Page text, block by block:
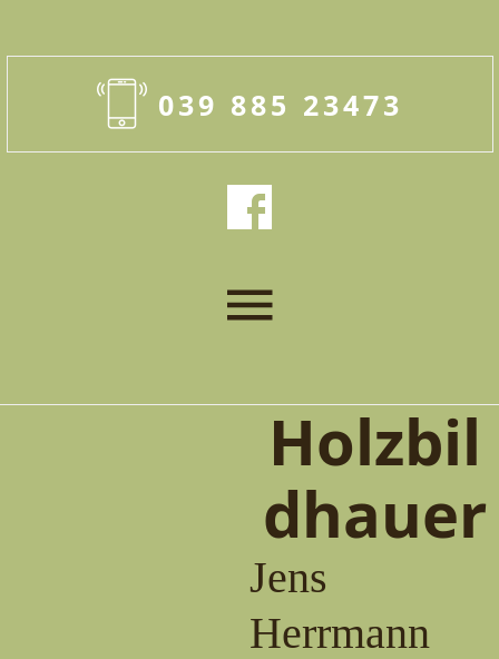
039 885 23473
Holzbil
dhauer
Jens
Herrmann